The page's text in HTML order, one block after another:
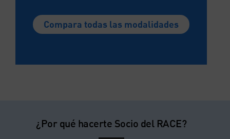
Compara todas las modalidades
¿Por qué hacerte Socio del RACE?